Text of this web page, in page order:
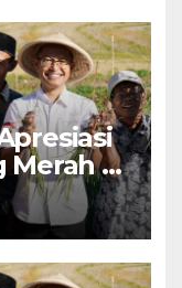
Merah di